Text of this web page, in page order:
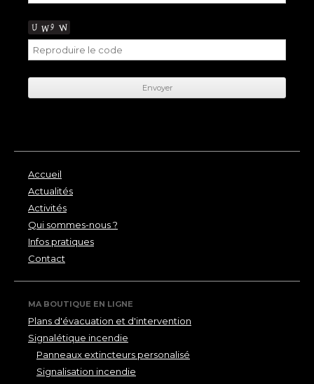
Accueil
Actualités
Activités
Qui sommes-nous ?
Infos pratiques
Contact
MA BOUTIQUE EN LIGNE
Plans d'évacuation et d'intervention
Signalétique incendie
Panneaux extincteurs personalisé
Signalisation incendie